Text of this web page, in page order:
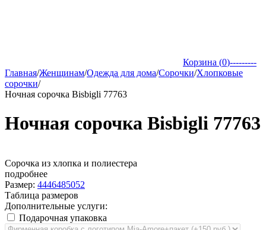
Корзина (0)---------
Главная/Женщинам/Одежда для дома/Сорочки/Хлопковые
сорочки/
Ночная сорочка Bisbigli 77763
Ночная сорочка Bisbigli 77763
Сорочка из хлопка и полиестера
подробнее
Размер: 4446485052
Таблица размеров
Дополнительные услуги:
Подарочная упаковка